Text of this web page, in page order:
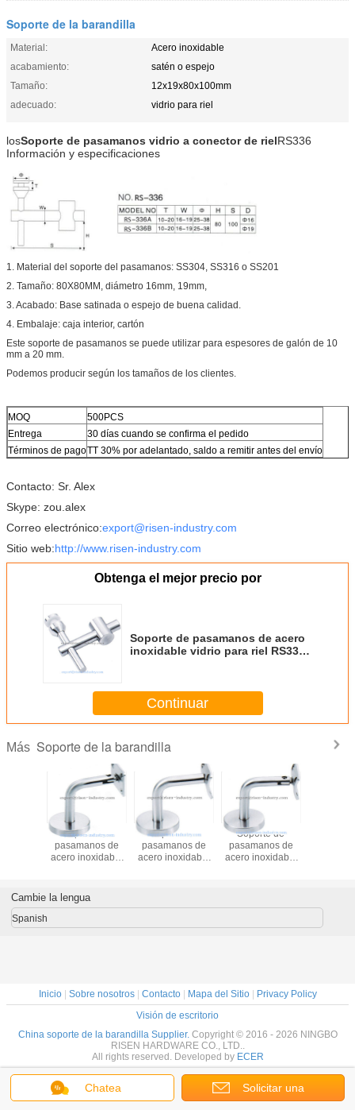
Soporte de la barandilla
Material:
Acero inoxidable
acabamiento:
satén o espejo
Tamaño:
12x19x80x100mm
adecuado:
vidrio para riel
losSoporte de pasamanos vidrio a conector de rielRS336
Información y especificaciones
1. Material del soporte del pasamanos: SS304, SS316 o SS201
2. Tamaño: 80X80MM, diámetro 16mm, 19mm,
3. Acabado: Base satinada o espejo de buena calidad.
4. Embalaje: caja interior, cartón
Este soporte de pasamanos se puede utilizar para espesores de galón de 10
mm a 20 mm.
Podemos producir según los tamaños de los clientes.
MOQ
500PCS
Entrega
30 días cuando se confirma el pedido
Términos de pagoTT 30% por adelantado, saldo a remitir antes del envío
Contacto: Sr. Alex
Skype: zou.alex
Correo electrónico:export@risen-industry.com
Sitio web:http://www.risen-industry.com
Obtenga el mejor precio por
Soporte de pasamanos de acero
inoxidable vidrio para riel RS336,
Continuar
Más Soporte de la barandilla
espejo,
Soporte de
pasamanos de
acero inoxidable
acabado satinado
o espejo, tamaño
Soporte de
pasamanos de
acero inoxidable
Espejo, tamaño
Soporte de
pasamanos de
acero inoxidable
o espejo
acabado
Chatea Solicitar una
Cambie la lengua
Spanish
Inicio| Sobre nosotros| Contacto| Mapa del Sitio|
Privacy Policy
Visión de escritorio
China soporte de la barandilla Supplier. Copyright © 2016 - 2026 NINGBO
RISEN HARDWARE CO., LTD..
All rights reserved. Developed by ECER